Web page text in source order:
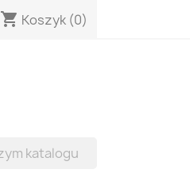
shopping_cart Koszyk (0)